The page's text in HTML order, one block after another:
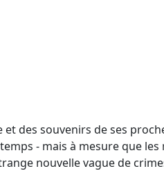
des souvenirs de ses
- mais à mesure que
nouvelle vague de